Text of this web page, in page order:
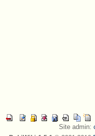
Site admin: